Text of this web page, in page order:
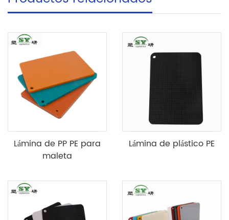
Lámina de PP PE para
maleta
Lámina de plástico PE